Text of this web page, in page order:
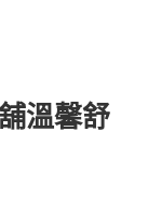
溫馨舒